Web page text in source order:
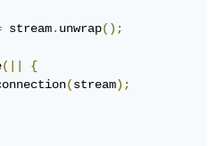
stream. unwrap();
(||
{
(stream);